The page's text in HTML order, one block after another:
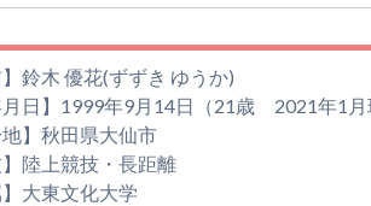
】鈴木 優花(ずずき ゆうか)
月日】1999年9月14日（21歳 2021年1月
地】秋田県大仙市
】陸上競技・長距離
】大東文化大学